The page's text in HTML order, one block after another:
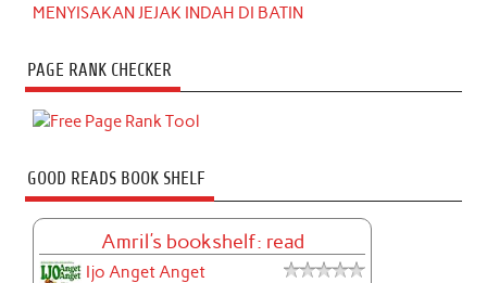
MENYISAKAN JEJAK INDAH DI BATIN
PAGE RANK CHECKER
GOOD READS BOOK SHELF
Amril's bookshelf: read
Ijo Anget Anget